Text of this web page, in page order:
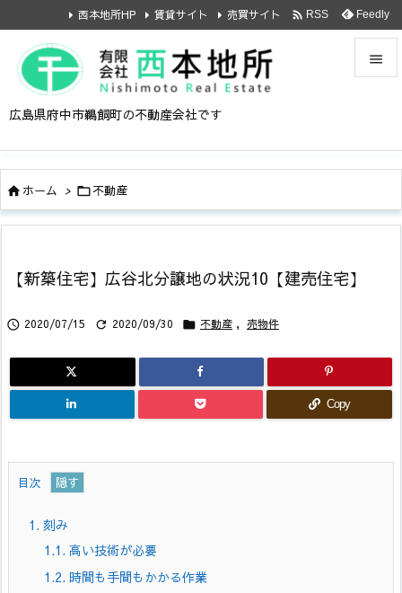
広島県府中市鵜飼町の不動産会社です


サイド
前へ
西本地所HP 賃貸サイト 売買サイト  RSS Feedly
ホーム > 不動産
【新築住宅】広谷北分譲地の状況10【建売住宅】
 2020/07/15  2020/09/30  不動産 , 売物件
Copy
目次
1. 刻み
1.1. 高い技術が必要
1.2. 時間も手間もかかる作業